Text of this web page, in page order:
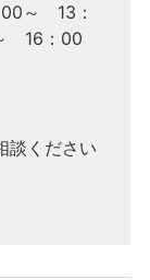
～ 13：
16：00
談ください